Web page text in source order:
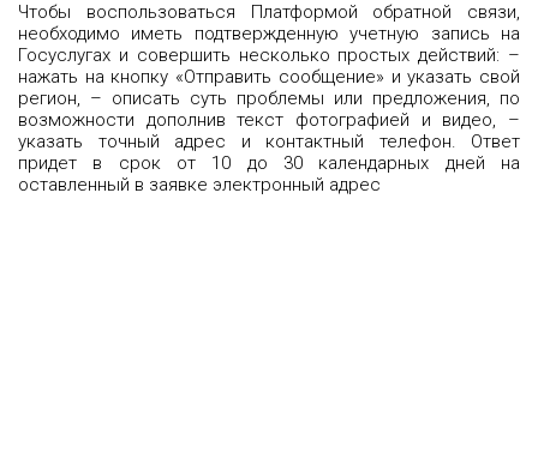
Чтобы воспользоваться Платформой обратной связи,
необходимо иметь подтвержденную учетную запись на
Госуслугах и совершить несколько простых действий: –
нажать на кнопку «Отправить сообщение» и указать свой
регион, – описать суть проблемы или предложения, по
возможности дополнив текст фотографией и видео, –
указать точный адрес и контактный телефон. Ответ
придет в срок от 10 до 30 календарных дней на
оставленный в заявке электронный адрес